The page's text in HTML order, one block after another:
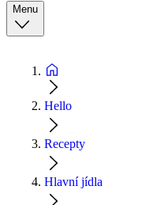
Menu
Hello
Recepty
Hlavní jídla